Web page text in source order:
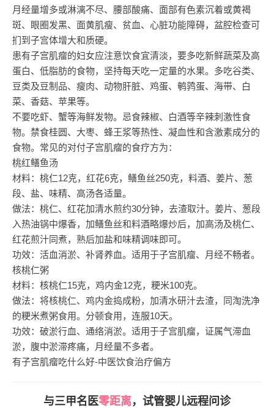
月经量增多或淋漓不尽、腰部酸痛、面部有色素沉着或黄褐
斑、眼圈发黑、面黄肌瘦、贫血、心脏功能障碍，盆腔检查可
扪到子宫体增大和质硬。
患有子宫肌瘤的妇女应注意饮食宜清淡，要多吃新鲜蔬菜及高
蛋白、低脂肪的食物，坚持每天吃一定量的水果。多吃谷类、
豆类及豆制品、瘦肉、动物肝脏、鸡蛋、鹌鹑蛋、海带、白
菜、香菇、苹果等。
不要吃虾、蟹等海鲜发物。忌食辣椒、白酒等辛辣刺激性食
物。禁食桂圆、大枣、蜂王浆等热性、凝血性和含激素成分的
食物。常见的对付子宫肌瘤的食疗方为：
桃红鳝鱼汤
材料：桃仁12克，红花6克，鳝鱼丝250克，料酒、姜片、葱
段、盐、味精、高汤各适量。
做法：桃仁、红花加清水煎约30分钟，去渣取汁。姜片、葱段
入热油锅中爆香，加鳝鱼丝和料酒略爆炒后，加高汤及桃仁、
红花煎汁同煮，熟后加盐和味精调味即可。
功效：活血消淤、补肾养血。适用于子宫肌瘤、月经不畅者。
核桃仁粥
材料：核桃仁15克，鸡内金12克，粳米100克。
做法：将核桃仁、鸡内金捣成粉，加清水研汁去渣，同淘洗净
的粳米煮粥食用。分顿食用，连服10天。
功效：破淤行血、通络消淤。适用于子宫肌瘤，证属气滞血
淤，腹中淤滞疼痛，月经量不多者。
有子宫肌瘤吃什么好-中医饮食治疗偏方
与三甲名医零距离，试管婴儿远程问诊